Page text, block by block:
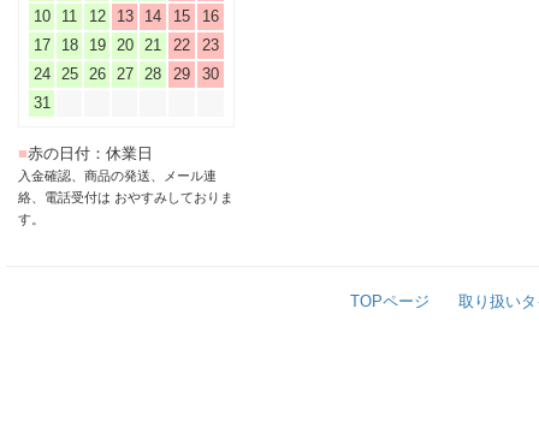
10
11 12 13 14 15
16
17
18 19 20 21 22
23
24
25 26 27 28 29
30
31
■赤の日付：休業日
入金確認、商品の発送、メール連
絡、電話受付は おやすみしておりま
す。
TOPページ 取り扱い